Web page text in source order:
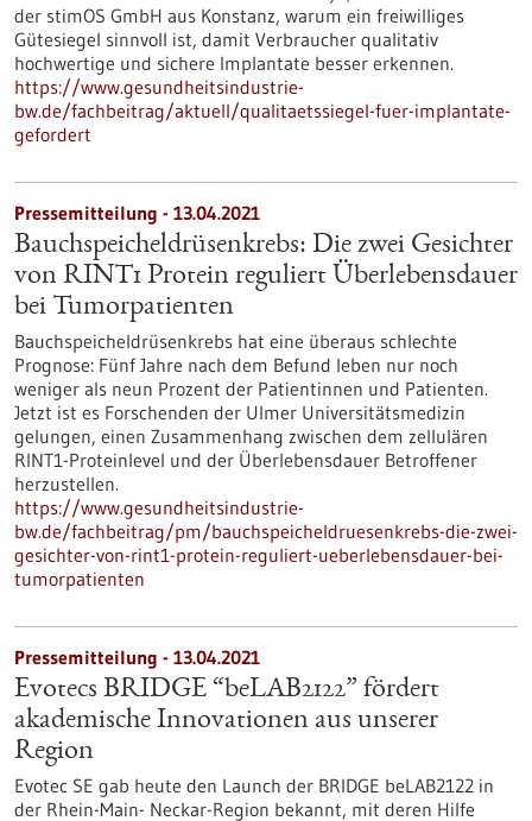
der stimOS GmbH aus Konstanz, warum ein freiwilliges
Gütesiegel sinnvoll ist, damit Verbraucher qualitativ
hochwertige und sichere Implantate besser erkennen.
https://www.gesundheitsindustrie-
bw.de/fachbeitrag/aktuell/qualitaetssiegel-fuer-implantate-
gefordert
Pressemitteilung - 13.04.2021
Bauchspeicheldrüsenkrebs: Die zwei Gesichter
von RINT1 Protein reguliert Überlebensdauer
bei Tumorpatienten
Bauchspeicheldrüsenkrebs hat eine überaus schlechte
Prognose: Fünf Jahre nach dem Befund leben nur noch
weniger als neun Prozent der Patientinnen und Patienten.
Jetzt ist es Forschenden der Ulmer Universitätsmedizin
gelungen, einen Zusammenhang zwischen dem zellulären
RINT1-Proteinlevel und der Überlebensdauer Betroffener
herzustellen.
https://www.gesundheitsindustrie-
bw.de/fachbeitrag/pm/bauchspeicheldruesenkrebs-die-zwei-
gesichter-von-rint1-protein-reguliert-ueberlebensdauer-bei-
tumorpatienten
Pressemitteilung - 13.04.2021
Evotecs BRIDGE “beLAB2122” fördert
akademische Innovationen aus unserer
Region
Evotec SE gab heute den Launch der BRIDGE beLAB2122 in
der Rhein-Main- Neckar-Region bekannt, mit deren Hilfe